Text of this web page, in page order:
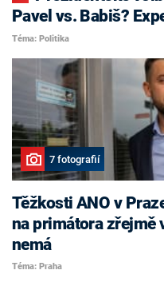
Pavel vs. Babiš?
Téma: Politika
7 fotografií
Těžkosti ANO v
na primátora zřejmě
nemá
Téma: Praha